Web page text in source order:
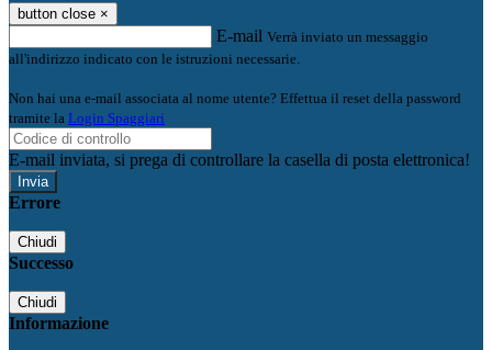
button close ×
E-mail Verrà inviato un messaggio
all'indirizzo indicato con le istruzioni necessarie.
Non hai una e-mail associata al nome utente? Effettua il reset della password
tramite la Login Spaggiari
E-mail inviata, si prega di controllare la casella di posta elettronica!
Errore
Chiudi
Successo
Chiudi
Informazione